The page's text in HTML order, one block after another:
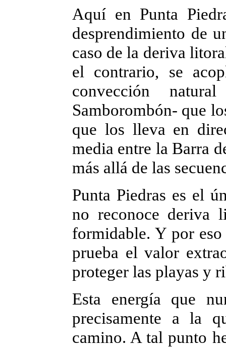
Aquí en Punta
desprendimiento de
caso de la deriva
el contrario, se
convección
Samborombón- que
que los lleva en
media entre la Barra
más allá de las
Punta Piedras es el
no reconoce deriva
formidable. Y por
prueba el valor
proteger las playas y
Esta energía que
precisamente a la
camino. A tal punto